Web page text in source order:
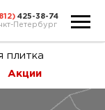
425-38-74
Петербург
плитка
Акции